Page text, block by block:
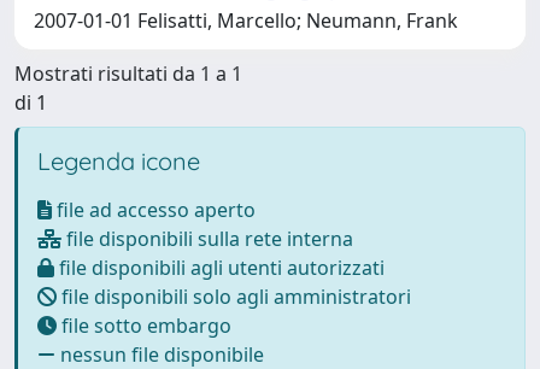
2007-01-01 Felisatti, Marcello; Neumann, Frank
Mostrati risultati da 1 a 1
di 1
Legenda icone
file ad accesso aperto
file disponibili sulla rete interna
file disponibili agli utenti autorizzati
file disponibili solo agli amministratori
file sotto embargo
nessun file disponibile